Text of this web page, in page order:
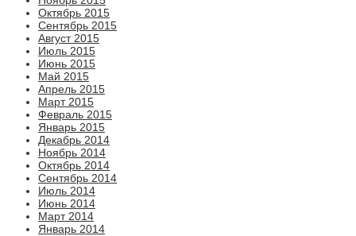
Октябрь 2015
Сентябрь 2015
Август 2015
Июль 2015
Июнь 2015
Май 2015
Апрель 2015
Март 2015
Февраль 2015
Январь 2015
Декабрь 2014
Ноябрь 2014
Октябрь 2014
Сентябрь 2014
Июль 2014
Июнь 2014
Март 2014
Январь 2014